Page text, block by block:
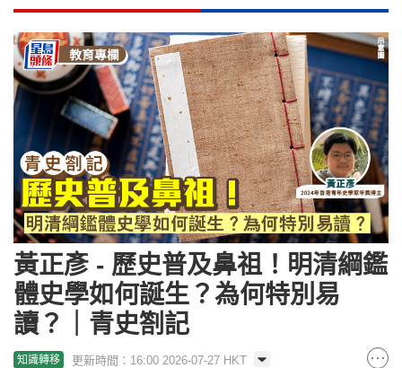
黃正彥 - 歷史普及鼻祖！明清綱鑑
體史學如何誕生？為何特別易
讀？｜青史劄記
知識轉移 更新時間：16:00 2026-07-27 HKT